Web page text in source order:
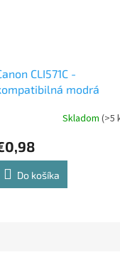
CLI571C -
modrá
Skladom(>5
Do košíka